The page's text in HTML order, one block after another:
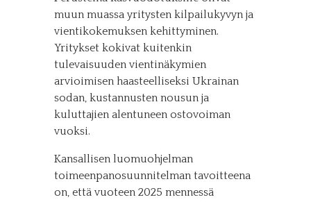
muun muassa yritysten kilpailukyvyn ja
vientikokemuksen kehittyminen.
Yritykset kokivat kuitenkin
tulevaisuuden vientinäkymien
arvioimisen haasteelliseksi Ukrainan
sodan, kustannusten nousun ja
kuluttajien alentuneen ostovoiman
vuoksi.
Kansallisen luomuohjelman
toimeenpanosuunnitelman tavoitteena
on, että vuoteen 2025 mennessä